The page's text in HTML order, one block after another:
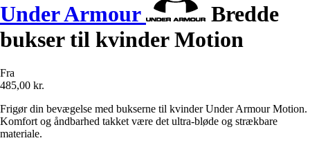
Under Armour
Bredde
bukser til kvinder Motion
Fra
485,00 kr.
Frigør din bevægelse med bukserne til kvinder Under Armour Motion.
Komfort og åndbarhed takket være det ultra-bløde og strækbare
materiale.